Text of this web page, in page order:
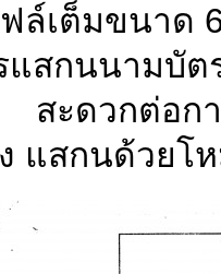
ล์เต็มขนาด
แสกนนามบัต
สะดวกต่อก
แสกนด้วยโ